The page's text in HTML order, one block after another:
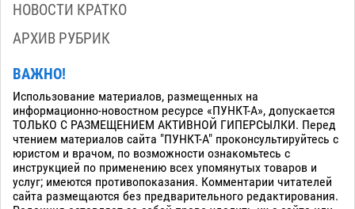
НОВОСТИ КРАТКО
АРХИВ РУБРИК
ВАЖНО!
Использование материалов, размещенных на
информационно-новостном ресурсе «ПУНКТ-А», допускается
ТОЛЬКО С РАЗМЕЩЕНИЕМ АКТИВНОЙ ГИПЕРСЫЛКИ. Перед
чтением материалов сайта "ПУНКТ-А" проконсультируйтесь с
юристом и врачом, по возможности ознакомьтесь с
инструкцией по применению всех упомянутых товаров и
услуг; имеются противопоказания. Комментарии читателей
сайта размещаются без предварительного редактирования.